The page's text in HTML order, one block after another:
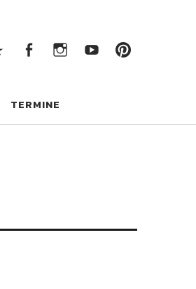
TERMINE